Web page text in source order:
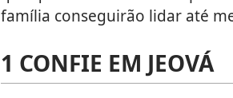
família conseguirão lidar até
1 CONFIE EM JEOVÁ